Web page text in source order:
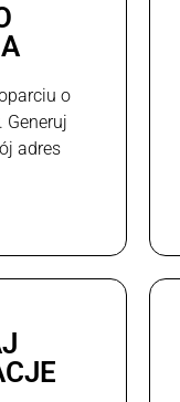
o
adres